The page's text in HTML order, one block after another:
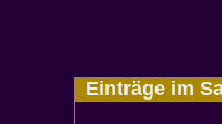
Einträge im